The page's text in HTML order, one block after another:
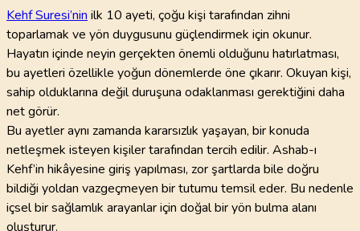
Kehf Suresi’nin ilk 10 ayeti, çoğu kişi tarafından zihni
toparlamak ve yön duygusunu güçlendirmek için okunur.
Hayatın içinde neyin gerçekten önemli olduğunu hatırlatması,
bu ayetleri özellikle yoğun dönemlerde öne çıkarır. Okuyan kişi,
sahip olduklarına değil duruşuna odaklanması gerektiğini daha
net görür.
Bu ayetler aynı zamanda kararsızlık yaşayan, bir konuda
netleşmek isteyen kişiler tarafından tercih edilir. Ashab-ı
Kehf’in hikâyesine giriş yapılması, zor şartlarda bile doğru
bildiği yoldan vazgeçmeyen bir tutumu temsil eder. Bu nedenle
içsel bir sağlamlık arayanlar için doğal bir yön bulma alanı
oluşturur.